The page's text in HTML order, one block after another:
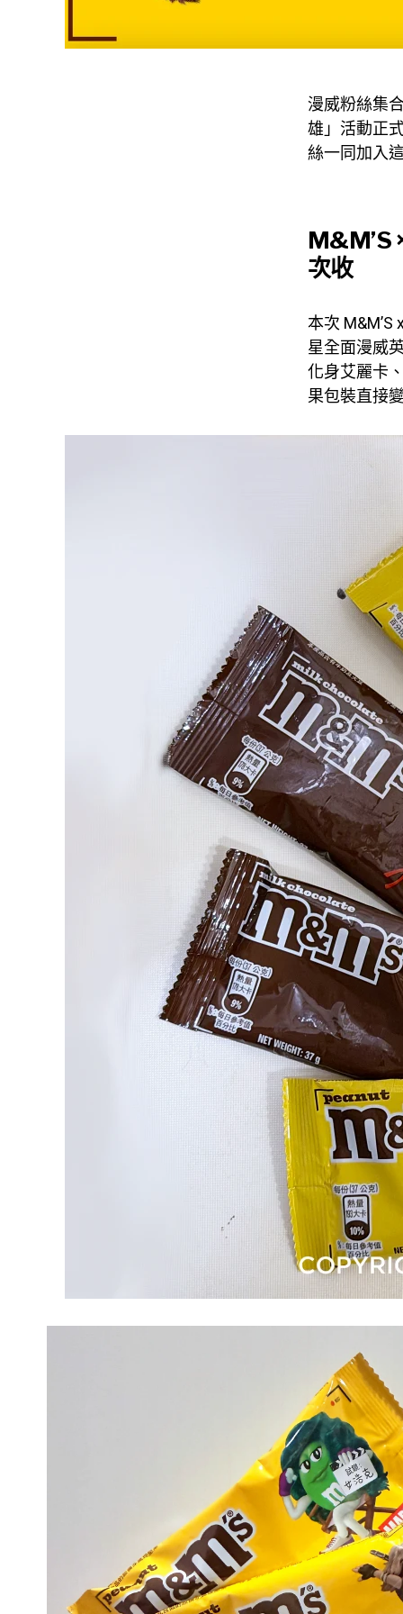
漫威粉絲集
雄」活動正
絲一同加入
M&M’S
次收
本次
星全面漫威
化身艾麗卡
果包裝直接